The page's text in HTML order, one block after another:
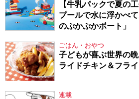
【牛乳パックで夏の
プールで水に浮かべ
のぷかぷかボート」
ごはん・おやつ
子どもが喜ぶ世界の
ライドチキン＆フラ
連載